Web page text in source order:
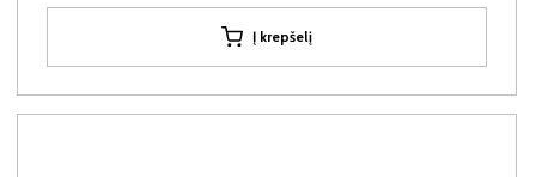
Į krepšelį